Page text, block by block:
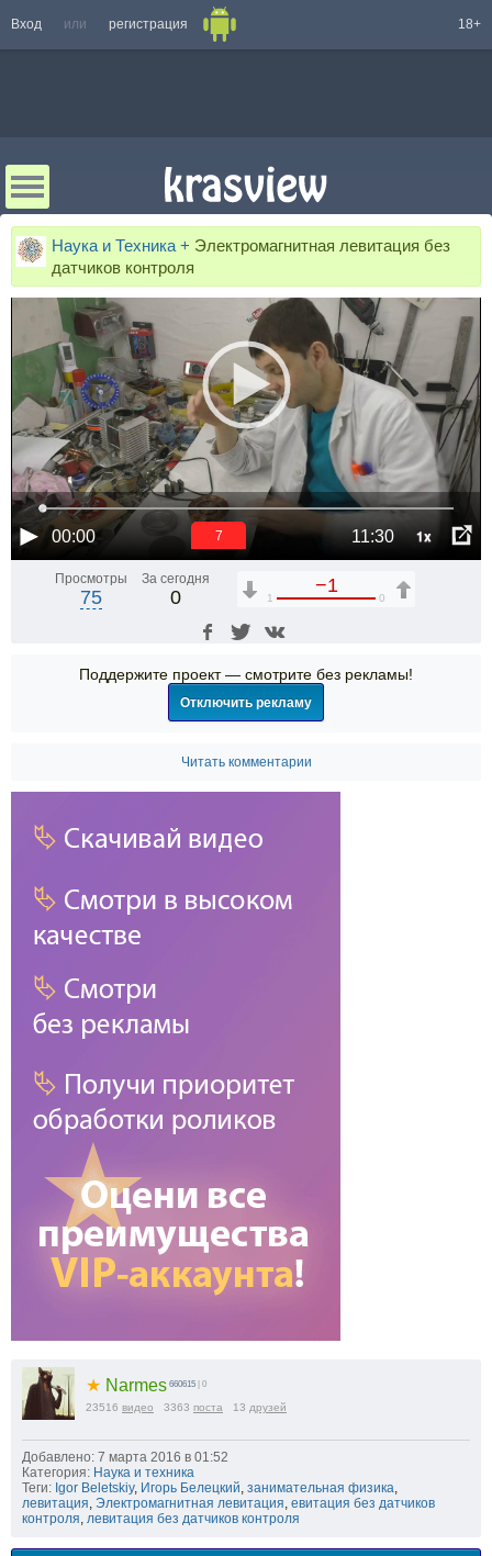
Вход или регистрация 18+
Наука и Техника + Электромагнитная левитация без
датчиков контроля
00:00 11:30 1x
6
Просмотры
75
За сегодня
0
−1
1 0
Поддержите проект — смотрите без рекламы!
Отключить рекламу
Читать комментарии
★ Narmes 660615 | 0
23516 видео 3363 поста 13 друзей
Добавлено: 7 марта 2016 в 01:52
Категория: Наука и техника
Теги: Igor Beletskiy, Игорь Белецкий, занимательная физика,
левитация, Электромагнитная левитация, евитация без датчиков
контроля, левитация без датчиков контроля